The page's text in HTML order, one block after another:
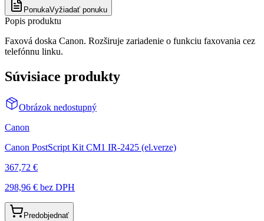
PonukaVyžiadať ponuku
Popis produktu
Faxová doska Canon. Rozširuje zariadenie o funkciu faxovania cez
telefónnu linku.
Súvisiace produkty
Obrázok nedostupný
Canon
Canon PostScript Kit CM1 IR-2425 (el.verze)
367,72 €
298,96 € bez DPH
Predobjednať